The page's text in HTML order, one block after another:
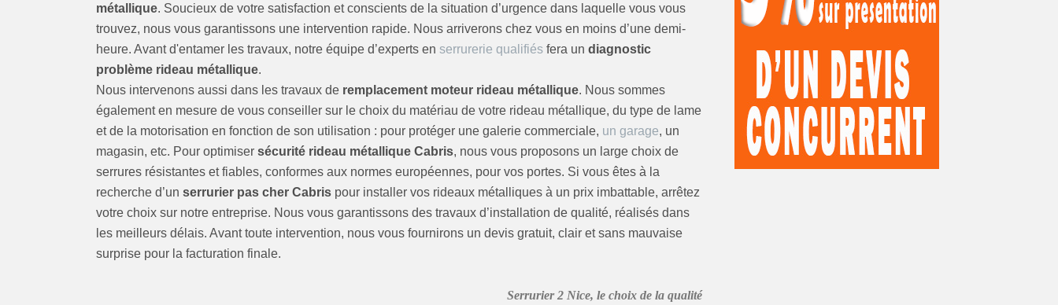
métallique. Soucieux de votre satisfaction et conscients de la situation d’urgence dans laquelle vous vous
trouvez, nous vous garantissons une intervention rapide. Nous arriverons chez vous en moins d’une demi-
heure. Avant d'entamer les travaux, notre équipe d’experts en serrurerie qualifiés fera un diagnostic
problème rideau métallique.
Nous intervenons aussi dans les travaux de remplacement moteur rideau métallique. Nous sommes
également en mesure de vous conseiller sur le choix du matériau de votre rideau métallique, du type de lame
et de la motorisation en fonction de son utilisation : pour protéger une galerie commerciale, un garage, un
magasin, etc. Pour optimiser sécurité rideau métallique Cabris, nous vous proposons un large choix de
serrures résistantes et fiables, conformes aux normes européennes, pour vos portes. Si vous êtes à la
recherche d’un serrurier pas cher Cabris pour installer vos rideaux métalliques à un prix imbattable, arrêtez
votre choix sur notre entreprise. Nous vous garantissons des travaux d’installation de qualité, réalisés dans
les meilleurs délais. Avant toute intervention, nous vous fournirons un devis gratuit, clair et sans mauvaise
surprise pour la facturation finale.
Serrurier 2 Nice, le choix de la qualité